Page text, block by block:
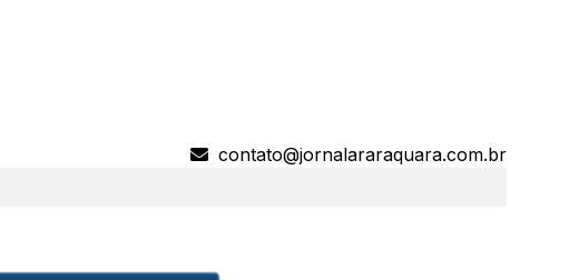
contato@jornalararaquara.com.br